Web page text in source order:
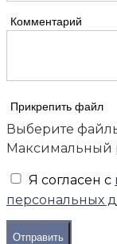
Комментарий
Прикрепить файл
Выберите
Максимальный
Я согласен с
персональных
Отправить